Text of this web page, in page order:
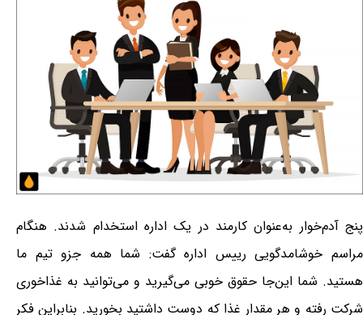
پنج آدم‌خوار به‌عنوان کارمند در یک اداره استخدام شدند. هنگام
مراسم خوشامدگویی رییس اداره گفت: شما همه جزو تیم ما
هستید. شما این‌جا حقوق خوبی می‌گیرید و می‌توانید به غذاخوری
شرکت رفته و هر مقدار غذا که دوست داشتید بخورید. بنابراین فکر